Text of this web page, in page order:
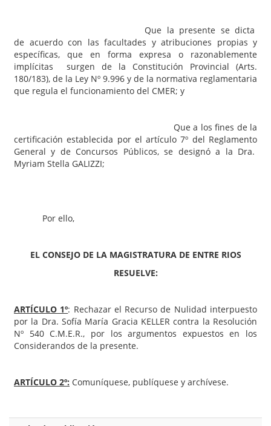
Que la presente se dicta
de acuerdo con las facultades y atribuciones propias y
específicas, que en forma expresa o razonablemente
implícitas surgen de la Constitución Provincial (Arts.
180/183), de la Ley Nº 9.996 y de la normativa reglamentaria
que regula el funcionamiento del CMER; y
Que a los fines de la
certificación establecida por el artículo 7º del Reglamento
General y de Concursos Públicos, se designó a la Dra.
Myriam Stella GALIZZI;
Por ello,
EL CONSEJO DE LA MAGISTRATURA DE ENTRE RIOS
RESUELVE:
ARTÍCULO 1º: Rechazar el Recurso de Nulidad interpuesto
por la Dra. Sofía María Gracia KELLER contra la Resolución
Nº 540 C.M.E.R., por los argumentos expuestos en los
Considerandos de la presente.
ARTÍCULO 2º: Comuníquese, publíquese y archívese.